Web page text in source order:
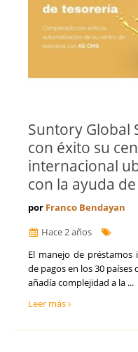
Suntory Global
con éxito su
internacional
con la ayuda
por Franco Bendayan
Hace 2 años
El manejo de préstamos
de pagos en los 30
añadía complejidad a la ...
Leer más